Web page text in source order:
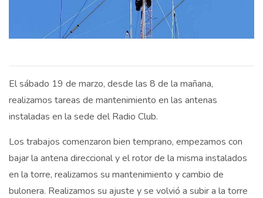
El sábado 19 de marzo, desde las 8 de la mañana,
realizamos tareas de mantenimiento en las antenas
instaladas en la sede del Radio Club.
Los trabajos comenzaron bien temprano, empezamos con
bajar la antena direccional y el rotor de la misma instalados
en la torre, realizamos su mantenimiento y cambio de
bulonera. Realizamos su ajuste y se volvió a subir a la torre